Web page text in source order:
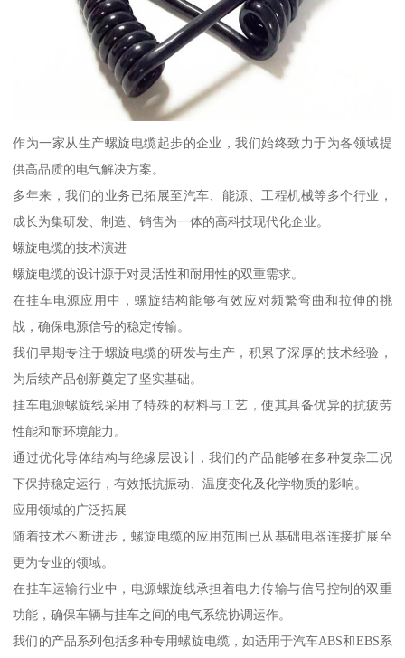
作为一家从生产螺旋电缆起步的企业，我们始终致力于为各领域提
供高品质的电气解决方案。
多年来，我们的业务已拓展至汽车、能源、工程机械等多个行业，
成长为集研发、制造、销售为一体的高科技现代化企业。
螺旋电缆的技术演进
螺旋电缆的设计源于对灵活性和耐用性的双重需求。
在挂车电源应用中，螺旋结构能够有效应对频繁弯曲和拉伸的挑
战，确保电源信号的稳定传输。
我们早期专注于螺旋电缆的研发与生产，积累了深厚的技术经验，
为后续产品创新奠定了坚实基础。
挂车电源螺旋线采用了特殊的材料与工艺，使其具备优异的抗疲劳
性能和耐环境能力。
通过优化导体结构与绝缘层设计，我们的产品能够在多种复杂工况
下保持稳定运行，有效抵抗振动、温度变化及化学物质的影响。
应用领域的广泛拓展
随着技术不断进步，螺旋电缆的应用范围已从基础电器连接扩展至
更为专业的领域。
在挂车运输行业中，电源螺旋线承担着电力传输与信号控制的双重
功能，确保车辆与挂车之间的电气系统协调运作。
我们的产品系列包括多种专用螺旋电缆，如适用于汽车ABS和EBS系